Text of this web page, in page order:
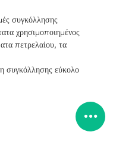
συγκόλλησης
χρησιμοποιημένος
πετρελαίου, τα
συγκόλλησης εύκολο